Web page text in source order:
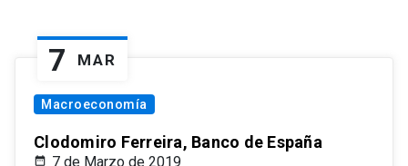
7 MAR
Macroeconomía
Clodomiro Ferreira, Banco de España
7 de Marzo de 2019